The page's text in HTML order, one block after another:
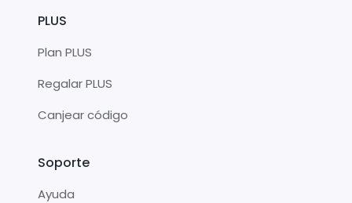
PLUS
Plan PLUS
Regalar PLUS
Canjear código
Soporte
Ayuda